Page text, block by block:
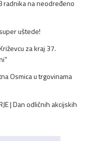
radnika na neodređeno
uštede!
za kraj 37.
Osmica u trgovinama
| Dan odličnih akcijskih